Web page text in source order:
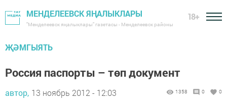
МЕНДЕЛЕЕВСК ЯҢАЛЫКЛАРЫ
"Менделеевск яңалыклары" газетасы - Менделеевск районы
18+
ҖӘМГЫЯТЬ
Россия паспорты – төп документ
автор, 13 ноябрь 2012 - 12:03 1358 0 0